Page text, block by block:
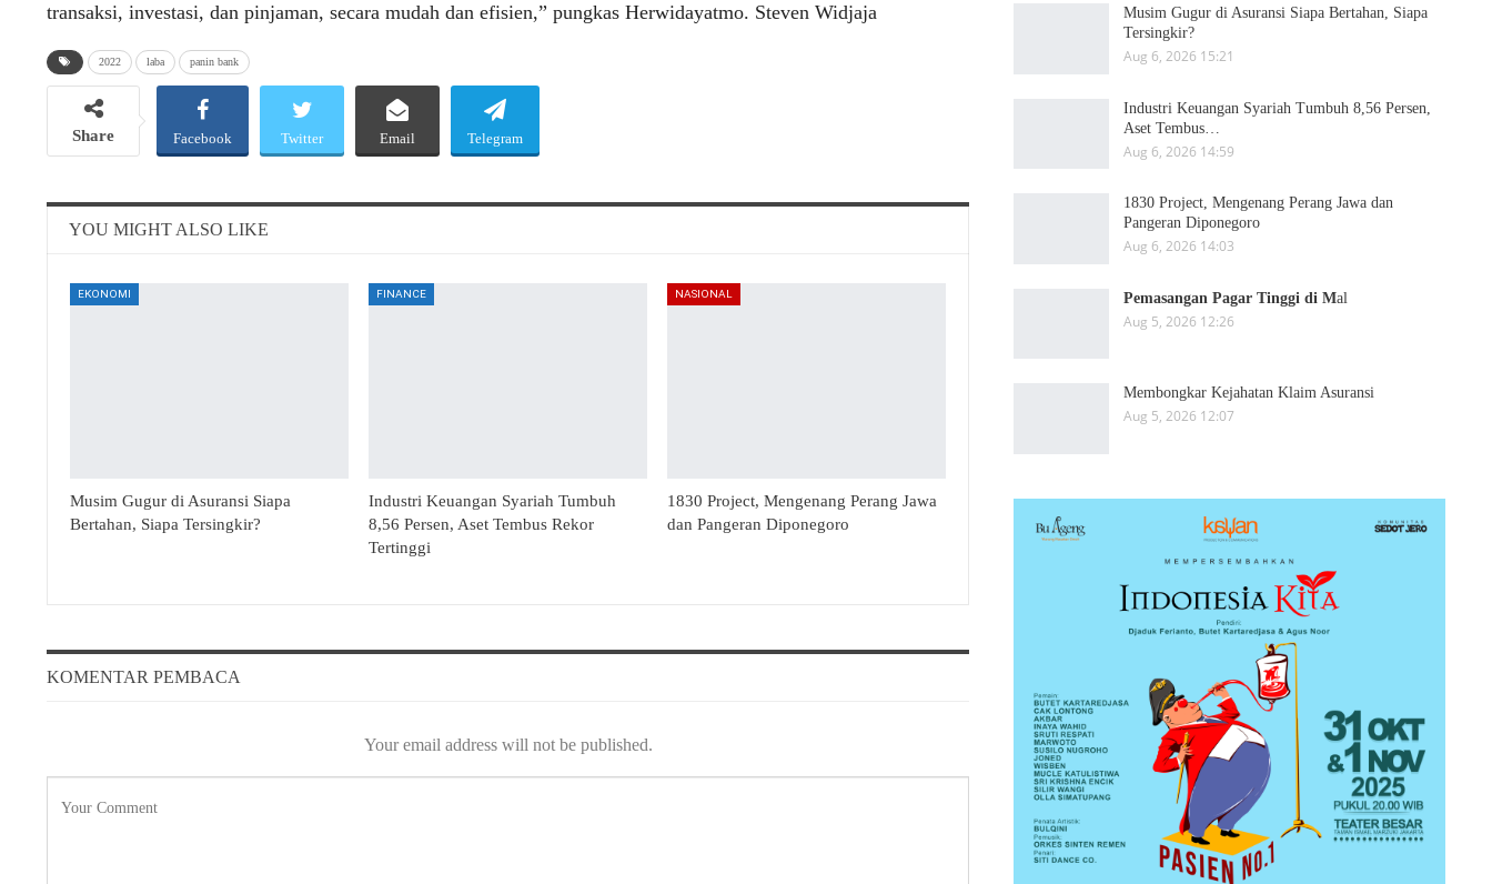
transaksi, investasi, dan pinjaman, secara mudah dan efisien,” pungkas Herwidayatmo. Steven Widjaja
2022 laba panin bank
Share Facebook Twitter Email Telegram
YOU MIGHT ALSO LIKE
EKONOMI
Musim Gugur di Asuransi Siapa
Bertahan, Siapa Tersingkir?
FINANCE
Industri Keuangan Syariah Tumbuh
8,56 Persen, Aset Tembus Rekor
Tertinggi
NASIONAL
1830 Project, Mengenang Perang Jawa
dan Pangeran Diponegoro
KOMENTAR PEMBACA
Your email address will not be published.
Musim Gugur di Asuransi Siapa Bertahan, Siapa
Tersingkir?
Aug 6, 2026 15:21
Industri Keuangan Syariah Tumbuh 8,56 Persen,
Aset Tembus…
Aug 6, 2026 14:59
1830 Project, Mengenang Perang Jawa dan
Pangeran Diponegoro
Aug 6, 2026 14:03
Pemasangan Pagar Tinggi di Mal
Aug 5, 2026 12:26
Membongkar Kejahatan Klaim Asuransi
Aug 5, 2026 12:07